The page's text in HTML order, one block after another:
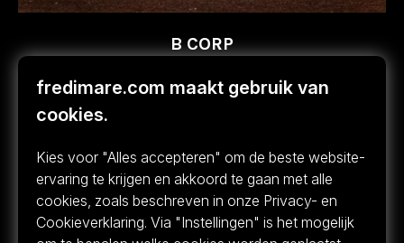
B CORP
onder de duurzame B Corp-certificering, die het
sinds maart 2024 bezit. Hiermee is het het eerste
certificering heeft behaald. Een van de acties die
deze certificering ondersteunen, is het “Balfegó-
protocol”, dat het bedrijf toepast in haar
visserijactiviteiten. Dit protocol omvat
fredimare.com maakt gebruik van
cookies.
Kies voor "Alles accepteren" om de beste website-
ervaring te krijgen en akkoord te gaan met alle
cookies, zoals beschreven in onze Privacy- en
Cookieverklaring. Via "Instellingen" is het mogelijk